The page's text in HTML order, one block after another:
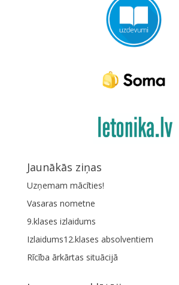
Jaunākās ziņas
Uzņemam mācīties!
Vasaras nometne
9.klases izlaidums
Izlaidums12.klases absolventiem
Rīcība ārkārtas situācijā